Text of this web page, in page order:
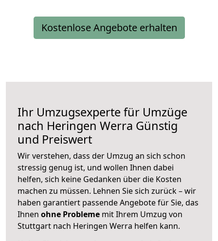
Kostenlose Angebote erhalten
Ihr Umzugsexperte für Umzüge
nach Heringen Werra Günstig
und Preiswert
Wir verstehen, dass der Umzug an sich schon
stressig genug ist, und wollen Ihnen dabei
helfen, sich keine Gedanken über die Kosten
machen zu müssen. Lehnen Sie sich zurück – wir
haben garantiert passende Angebote für Sie, das
Ihnen ohne Probleme mit Ihrem Umzug von
Stuttgart nach Heringen Werra helfen kann.